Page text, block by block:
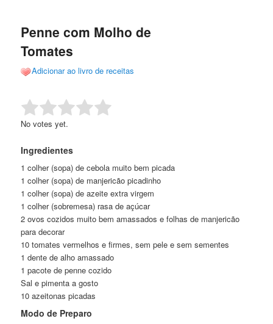
conteúdo
conteúdo
Penne com Molho de
Tomates
Adicionar ao livro de receitas
Rate this item: Submit Rating
No votes yet.
Ingredientes
1 colher (sopa) de cebola muito bem picada
1 colher (sopa) de manjericão picadinho
1 colher (sopa) de azeite extra virgem
1 colher (sobremesa) rasa de açúcar
2 ovos cozidos muito bem amassados e folhas de manjericão
para decorar
10 tomates vermelhos e firmes, sem pele e sem sementes
1 dente de alho amassado
1 pacote de penne cozido
Sal e pimenta a gosto
10 azeitonas picadas
Modo de Preparo